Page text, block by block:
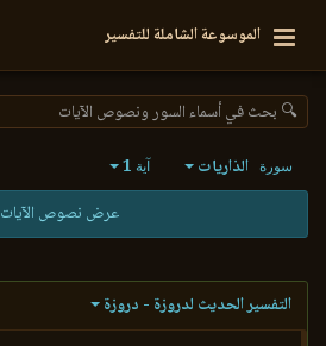
الموسوعة الشاملة للتفسير
🔍 بحث في أسماء السور ونصوص الآيات
سورة الذاريات آية 1
عرض نصوص الآيات
التفسير الحديث لدروزة - دروزة